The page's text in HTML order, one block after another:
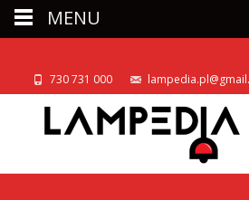
730 731 000
MENU